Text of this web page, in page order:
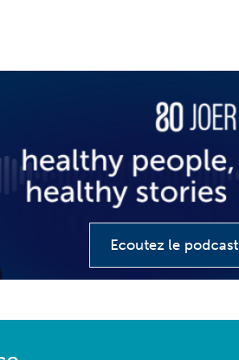
Ecoutez le podcast